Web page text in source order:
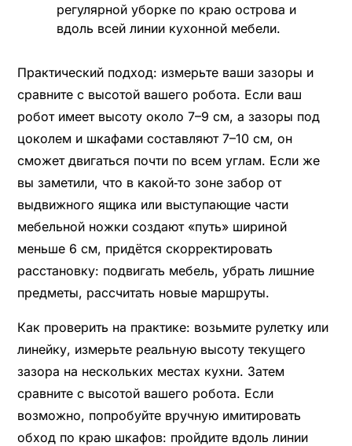
регулярной уборке по краю острова и
вдоль всей линии кухонной мебели.
Практический подход: измерьте ваши зазоры и
сравните с высотой вашего робота. Если ваш
робот имеет высоту около 7–9 см, а зазоры под
цоколем и шкафами составляют 7–10 см, он
сможет двигаться почти по всем углам. Если же
вы заметили, что в какой‑то зоне забор от
выдвижного ящика или выступающие части
мебельной ножки создают «путь» шириной
меньше 6 см, придётся скорректировать
расстановку: подвигать мебель, убрать лишние
предметы, рассчитать новые маршруты.
Как проверить на практике: возьмите рулетку или
линейку, измерьте реальную высоту текущего
зазора на нескольких местах кухни. Затем
сравните с высотой вашего робота. Если
возможно, попробуйте вручную имитировать
обход по краю шкафов: пройдите вдоль линии